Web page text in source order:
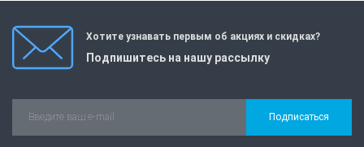
Хотите узнавать первым об акциях и скидках?
Подпишитесь на нашу рассылку
Подписаться